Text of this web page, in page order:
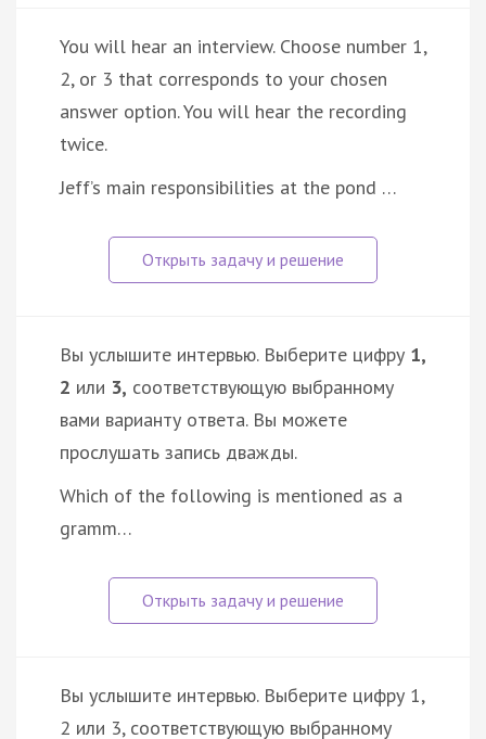
You will hear an interview. Choose number 1,
2, or 3 that corresponds to your chosen
answer option. You will hear the recording
twice.
Jeff’s main responsibilities at the pond …
Вы услышите интервью. Выберите цифру 1,
2 или 3, соответствующую выбранному
вами варианту ответа. Вы можете
прослушать запись дважды.
Which of the following is mentioned as a
gramm…
Вы услышите интервью. Выберите цифру 1,
2 или 3, соответствующую выбранному